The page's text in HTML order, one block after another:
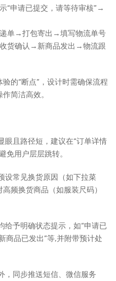
“申请已提交，请等待审核”→
单→打包寄出→填写物流单号
货确认→新商品发出→物流跟
的“断点”，设计时需确保流程
简洁高效。
且路径短，建议在“订单详情
免用户层层跳转。
常见换货原因（如下拉菜
频换货商品（如服装尺码）
予明确状态提示，如“申请已
商品已发出”等,并附带预计处
同步推送短信、微信服务